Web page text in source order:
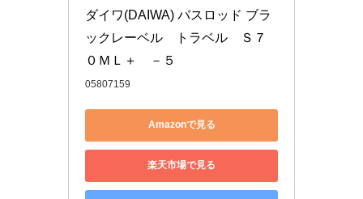
ダイワ(DAIWA) バスロッド ブラ
ックレーベル　トラベル　Ｓ７
０ＭＬ＋　－５
05807159
Amazonで見る
楽天市場で見る